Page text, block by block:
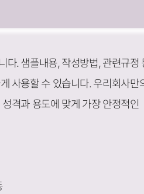
. 샘플내용, 작성방법, 관련규정
사용할 수 있습니다. 우리회사만
격과 용도에 맞게 가장 안정적인